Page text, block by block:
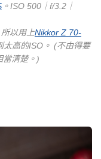
。ISO 500｜f/3.2｜
以用上Nikkor Z 70-
太高的ISO。 (不由得要
當清楚。)